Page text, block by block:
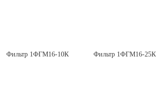
Фильтр 1ФГМ16-10К Фильтр 1ФГМ16-25К